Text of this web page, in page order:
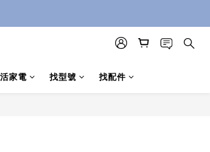
家電 找型號 找配件